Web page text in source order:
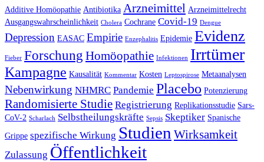
Additive Homöopathie Antibiotika Arzneimittel Arzneimittelrecht
Ausgangswahrscheinlichkeit Cholera Cochrane Covid-19 Dengue
Depression EASAC Empirie Enzephalitis Epidemie Evidenz
Fieber Forschung Homöopathie Infektionen Irrtümer
Kampagne Kausalität Kommentar Kosten Leptospirose Metaanalysen
Nebenwirkung NHMRC Pandemie Placebo Potenzierung
Randomisierte Studie Registrierung Replikationsstudie Sars-
CoV-2 Scharlach Selbstheilungskräfte Sepsis Skeptiker Spanische
Grippe spezifische Wirkung Studien Wirksamkeit
Zulassung Öffentlichkeit